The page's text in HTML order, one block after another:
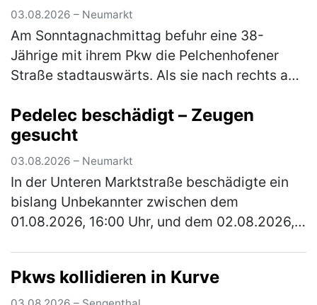
03.08.2026 – Neumarkt
Am Sonntagnachmittag befuhr eine 38-
Jährige mit ihrem Pkw die Pelchenhofener
Straße stadtauswärts. Als sie nach rechts auf
66-jährige Radfahrerin, die den…(mehr)
Pedelec beschädigt – Zeugen
gesucht
03.08.2026 – Neumarkt
In der Unteren Marktstraße beschädigte ein
bislang Unbekannter zwischen dem
01.08.2026, 16:00 Uhr, und dem 02.08.2026,
Pkws kollidieren in Kurve